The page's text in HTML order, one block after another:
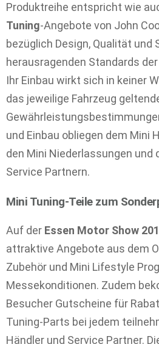
Produktreihe entspricht wie
Tuning-Angebote von John
bezüglich Design, Qualität und
herausragenden Standards der
Ihr Einbau wirkt sich in keiner
das jeweilige Fahrzeug
und Einbau obliegen dem Mini
den Mini Niederlassungen und
Service Partnern.
Mini Tuning-Teile zum
Auf der Essen Motor Show
attraktive Angebote aus dem
Zubehör und Mini Lifestyle
Messekonditionen. Zudem
Besucher Gutscheine für
Tuning-Parts bei jedem
Händler und Service Partner.